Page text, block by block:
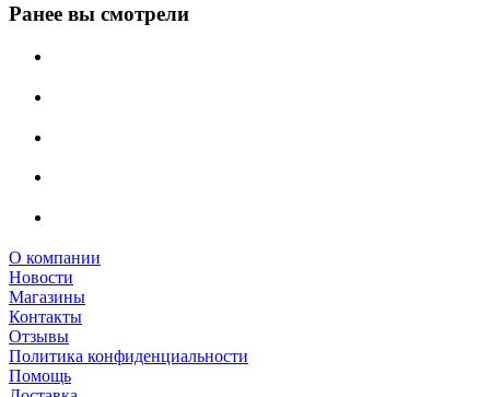
Ранее вы смотрели
О компании
Новости
Магазины
Контакты
Отзывы
Политика конфиденциальности
Помощь